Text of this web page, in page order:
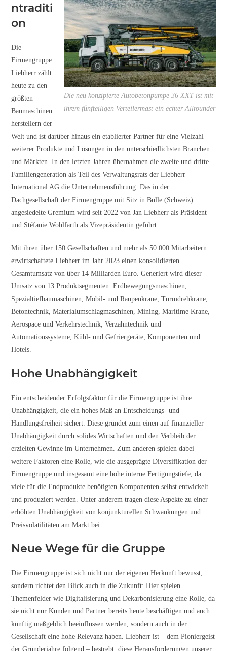
Die neu konzipierte Autobetonpumpe 36 XXT ist mit
ihrem fünfteiligen Verteilermast ein echter Allrounder
ntraditi
on
Die
Firmengruppe
Liebherr zählt
heute zu den
größten
Baumaschinen
herstellern der
Welt und ist darüber hinaus ein etablierter Partner für eine Vielzahl
weiterer Produkte und Lösungen in den unterschiedlichsten Branchen
und Märkten. In den letzten Jahren übernahmen die zweite und dritte
Familiengeneration als Teil des Verwaltungsrats der Liebherr
International AG die Unternehmensführung. Das in der
Dachgesellschaft der Firmengruppe mit Sitz in Bulle (Schweiz)
angesiedelte Gremium wird seit 2022 von Jan Liebherr als Präsident
und Stéfanie Wohlfarth als Vizepräsidentin geführt.
Mit ihren über 150 Gesellschaften und mehr als 50.000 Mitarbeitern
erwirtschaftete Liebherr im Jahr 2023 einen konsolidierten
Gesamtumsatz von über 14 Milliarden Euro. Generiert wird dieser
Umsatz von 13 Produktsegmenten: Erdbewegungsmaschinen,
Spezialtiefbaumaschinen, Mobil- und Raupenkrane, Turmdrehkrane,
Betontechnik, Materialumschlagmaschinen, Mining, Maritime Krane,
Aerospace und Verkehrstechnik, Verzahntechnik und
Automationssysteme, Kühl- und Gefriergeräte, Komponenten und
Hotels.
Hohe Unabhängigkeit
Ein entscheidender Erfolgsfaktor für die Firmengruppe ist ihre
Unabhängigkeit, die ein hohes Maß an Entscheidungs- und
Handlungsfreiheit sichert. Diese gründet zum einen auf finanzieller
Unabhängigkeit durch solides Wirtschaften und den Verbleib der
erzielten Gewinne im Unternehmen. Zum anderen spielen dabei
weitere Faktoren eine Rolle, wie die ausgeprägte Diversifikation der
Firmengruppe und insgesamt eine hohe interne Fertigungstiefe, da
viele für die Endprodukte benötigten Komponenten selbst entwickelt
und produziert werden. Unter anderem tragen diese Aspekte zu einer
erhöhten Unabhängigkeit von konjunkturellen Schwankungen und
Preisvolatilitäten am Markt bei.
Neue Wege für die Gruppe
Die Firmengruppe ist sich nicht nur der eigenen Herkunft bewusst,
sondern richtet den Blick auch in die Zukunft: Hier spielen
Themenfelder wie Digitalisierung und Dekarbonisierung eine Rolle, da
sie nicht nur Kunden und Partner bereits heute beschäftigen und auch
künftig maßgeblich beeinflussen werden, sondern auch in der
Gesellschaft eine hohe Relevanz haben. Liebherr ist – dem Pioniergeist
der Gründerjahre folgend – bestrebt, diese Herausforderungen unserer